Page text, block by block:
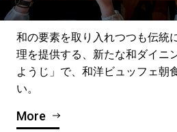
和の要素を取り入れつつも伝統
理を提供する、新たな和ダイニ
ようじ」で、和洋ビュッフェ朝
い。
More